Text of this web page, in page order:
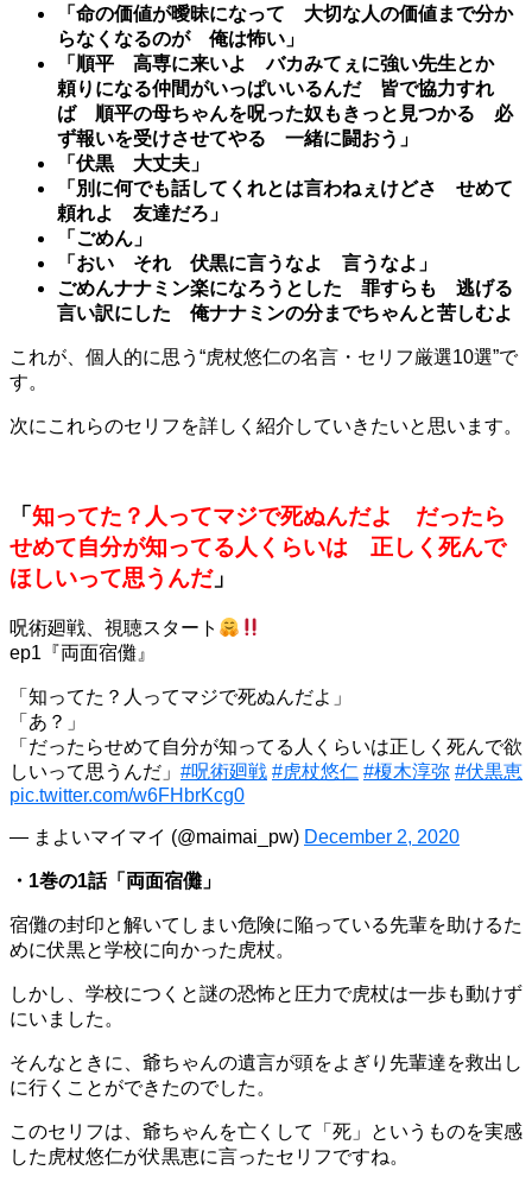
「命の価値が曖昧になって 大切な人の価値まで分か
らなくなるのが 俺は怖い」
「順平 高専に来いよ バカみてぇに強い先生とか
頼りになる仲間がいっぱいいるんだ 皆で協力すれ
ば 順平の母ちゃんを呪った奴もきっと見つかる 必
ず報いを受けさせてやる 一緒に闘おう」
「伏黒 大丈夫」
「別に何でも話してくれとは言わねぇけどさ せめて
頼れよ 友達だろ」
「ごめん」
「おい それ 伏黒に言うなよ 言うなよ」
ごめんナナミン楽になろうとした 罪すらも 逃げる
言い訳にした 俺ナナミンの分までちゃんと苦しむよ
これが、個人的に思う“虎杖悠仁の名言・セリフ厳選10選”で
す。
次にこれらのセリフを詳しく紹介していきたいと思います。
「 知ってた？人ってマジで死ぬんだよ だったら
せめて自分が知ってる人くらいは 正しく死んで
ほしいって思うんだ」
呪術廻戦、視聴スタート
ep1『両面宿儺』
「知ってた？人ってマジで死ぬんだよ」
「あ？」
「だったらせめて自分が知ってる人くらいは正しく死んで欲
しいって思うんだ」 #呪術廻戦 #虎杖悠仁 #榎木淳弥 #伏黒恵
pic.twitter.com/w6FHbrKcg0
— まよいマイマイ (@maimai_pw) December 2, 2020
・1巻の1話「両面宿儺」
宿儺の封印と解いてしまい危険に陥っている先輩を助けるた
めに伏黒と学校に向かった虎杖。
しかし、学校につくと謎の恐怖と圧力で虎杖は一歩も動けず
にいました。
そんなときに、爺ちゃんの遺言が頭をよぎり先輩達を救出し
に行くことができたのでした。
このセリフは、爺ちゃんを亡くして「死」というものを実感
した虎杖悠仁が伏黒恵に言ったセリフですね。